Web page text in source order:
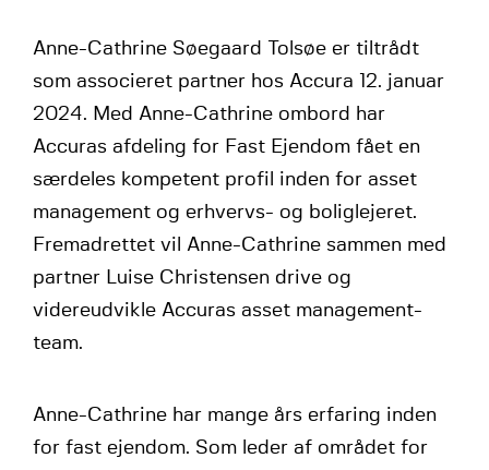
Anne-Cathrine Søegaard Tolsøe er tiltrådt
som associeret partner hos Accura 12. januar
2024. Med Anne-Cathrine ombord har
Accuras afdeling for Fast Ejendom fået en
særdeles kompetent profil inden for asset
management og erhvervs- og boliglejeret.
Fremadrettet vil Anne-Cathrine sammen med
partner Luise Christensen drive og
videreudvikle Accuras asset management-
team.
Anne-Cathrine har mange års erfaring inden
for fast ejendom. Som leder af området for